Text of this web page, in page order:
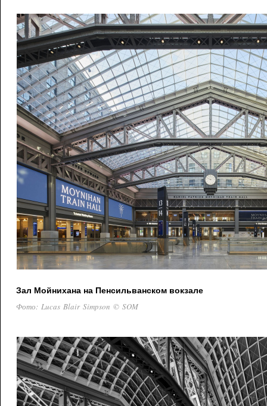
Зал Мойнихана на Пенсильванском вокзале
Фото: Lucas Blair Simpson © SOM